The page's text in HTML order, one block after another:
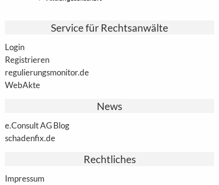
Service für Rechtsanwälte
Login
Registrieren
regulierungsmonitor.de
WebAkte
News
e.Consult AG Blog
schadenfix.de
Rechtliches
Impressum